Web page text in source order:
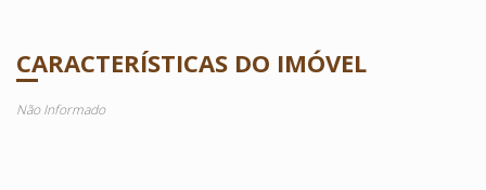
CARACTERÍSTICAS DO IMÓVEL
Não Informado